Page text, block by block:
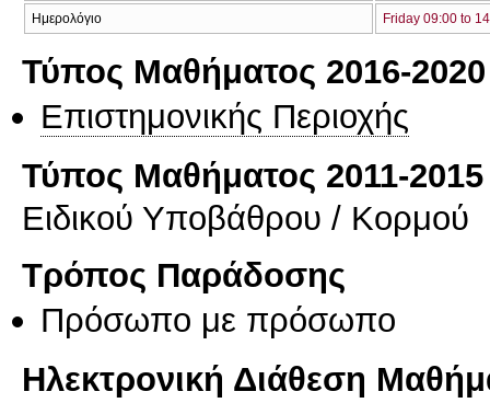
Ημερολόγιο Friday 09:00 to
Τύπος Μαθήματος 2016-2020
Επιστημονικής Περιοχής
Τύπος Μαθήματος 2011-2015
Ειδικού Υποβάθρου / Κορμού
Τρόπος Παράδοσης
Πρόσωπο με πρόσωπο
Ηλεκτρονική Διάθεση